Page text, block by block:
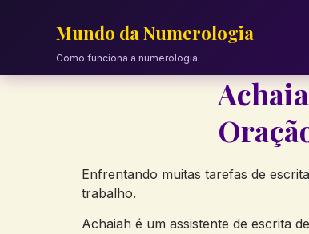
Mundo da Numerologia
Como funciona a numerologia
Enfrentando muitas tarefas de
trabalho.
Achaiah é um assistente de escrita